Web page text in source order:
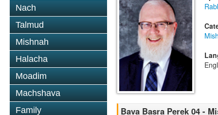
Nach
Talmud
Mishnah
Halacha
Moadim
Machshava
Family
Bava Basra Perek 04 -